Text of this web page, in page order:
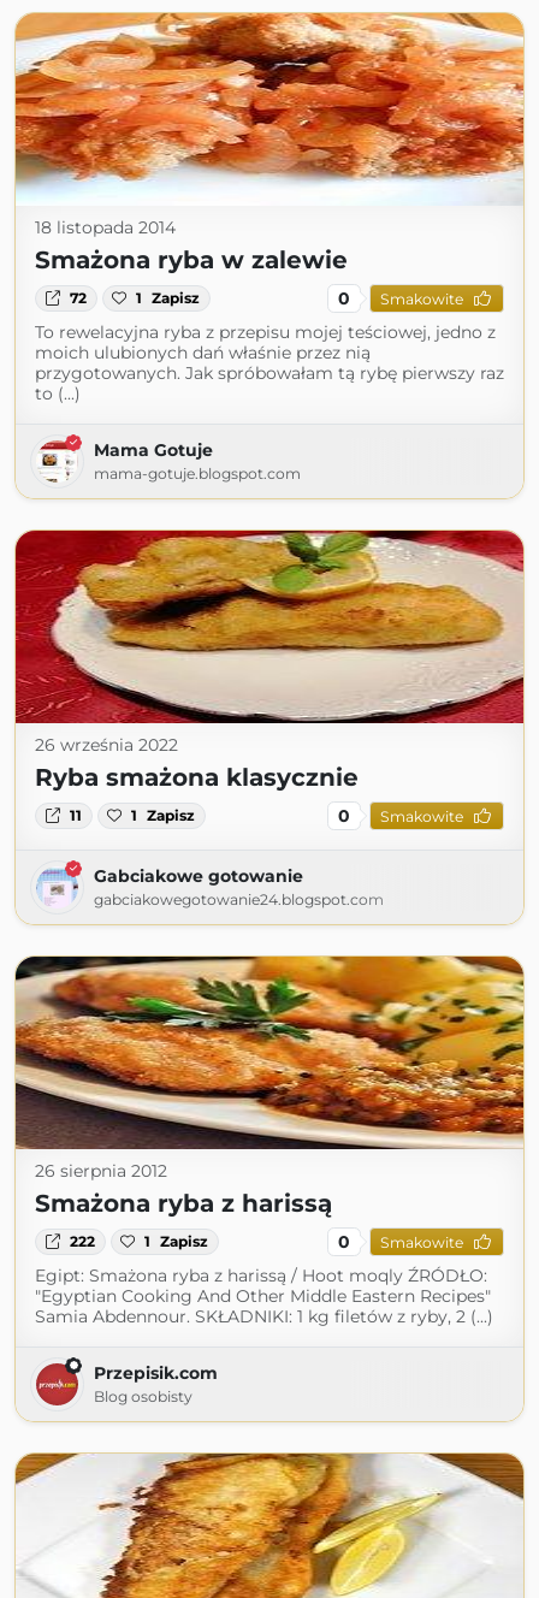
18 listopada 2014
Smażona ryba w zalewie
72 1 Zapisz 0 Smakowite
To rewelacyjna ryba z przepisu mojej teściowej, jedno z
moich ulubionych dań właśnie przez nią
przygotowanych. Jak spróbowałam tą rybę pierwszy raz
to (...)
Mama Gotuje
mama-gotuje.blogspot.com
26 września 2022
Ryba smażona klasycznie
11 1 Zapisz 0 Smakowite
Gabciakowe gotowanie
gabciakowegotowanie24.blogspot.com
26 sierpnia 2012
Smażona ryba z harissą
222 1 Zapisz 0 Smakowite
Egipt: Smażona ryba z harissą / Hoot moqly ŹRÓDŁO:
"Egyptian Cooking And Other Middle Eastern Recipes"
Samia Abdennour. SKŁADNIKI: 1 kg filetów z ryby, 2 (...)
Przepisik.com
Blog osobisty